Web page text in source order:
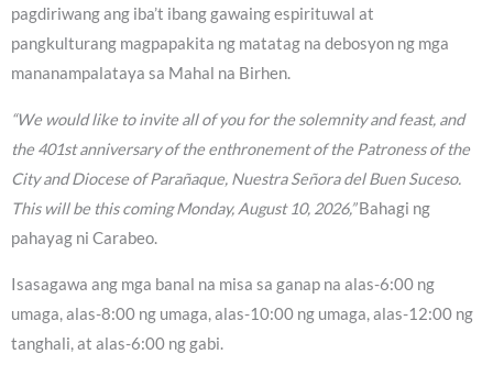
pagdiriwang ang iba’t ibang gawaing espirituwal at
pangkulturang magpapakita ng matatag na debosyon ng mga
mananampalataya sa Mahal na Birhen.
“We would like to invite all of you for the solemnity and feast, and
the 401st anniversary of the enthronement of the Patroness of the
City and Diocese of Parañaque, Nuestra Señora del Buen Suceso.
This will be this coming Monday, August 10, 2026,”Bahagi ng
pahayag ni Carabeo.
Isasagawa ang mga banal na misa sa ganap na alas-6:00 ng
umaga, alas-8:00 ng umaga, alas-10:00 ng umaga, alas-12:00 ng
tanghali, at alas-6:00 ng gabi.